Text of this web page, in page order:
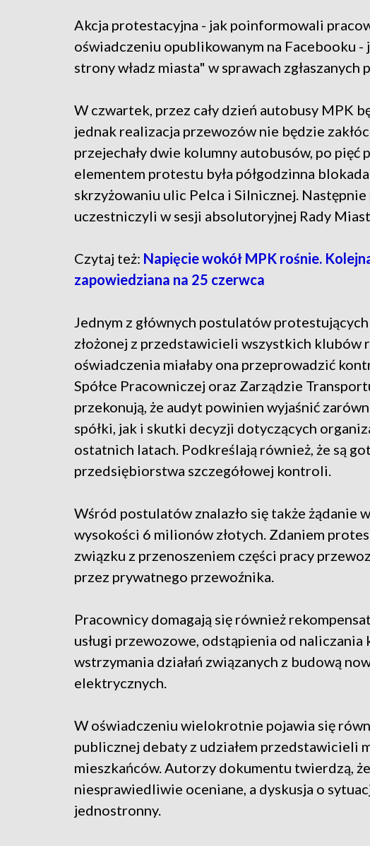
Akcja protestacyjna - jak poinformowali
oświadczeniu opublikowanym na Facebooku
strony władz miasta" w sprawach zgłaszanych
W czwartek, przez cały dzień autobusy MPK
jednak realizacja przewozów nie będzie
przejechały dwie kolumny autobusów, po pięć
elementem protestu była półgodzinna
skrzyżowaniu ulic Pelca i Silnicznej.
uczestniczyli w sesji absolutoryjnej Rady
Czytaj też: Napięcie wokół MPK rośnie.
zapowiedziana na 25 czerwca
Jednym z głównych postulatów
złożonej z przedstawicieli wszystkich klubów
oświadczenia miałaby ona przeprowadzić
Spółce Pracowniczej oraz Zarządzie
przekonują, że audyt powinien wyjaśnić
spółki, jak i skutki decyzji dotyczących
ostatnich latach. Podkreślają również, że są
przedsiębiorstwa szczegółowej kontroli.
Wśród postulatów znalazło się także żądanie
wysokości 6 milionów złotych. Zdaniem
związku z przenoszeniem części pracy
przez prywatnego przewoźnika.
Pracownicy domagają się również
usługi przewozowe, odstąpienia od
wstrzymania działań związanych z budową
elektrycznych.
W oświadczeniu wielokrotnie pojawia się
publicznej debaty z udziałem przedstawicieli
mieszkańców. Autorzy dokumentu twierdzą,
niesprawiedliwie oceniane, a dyskusja o
jednostronny.